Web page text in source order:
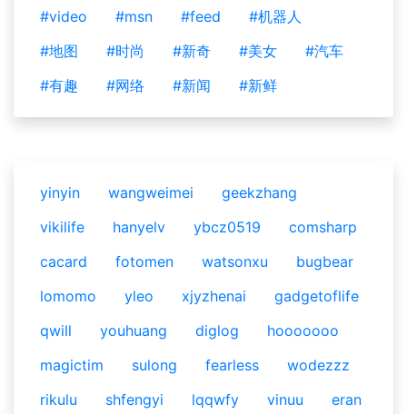
#video
#msn #feed
#机器人
#地图
#时尚 #新奇 #美女
#汽车
#有趣
#网络 #新闻 #新鲜
yinyin wangweimei
geekzhang
vikilife
hanyelv ybcz0519
comsharp
cacard
fotomen watsonxu
bugbear
lomomo
yleo xjyzhenai
gadgetoflife
qwill
youhuang diglog
hooooooo
magictim
sulong fearless
wodezzz
rikulu
shfengyi lqqwfy vinuu
eran